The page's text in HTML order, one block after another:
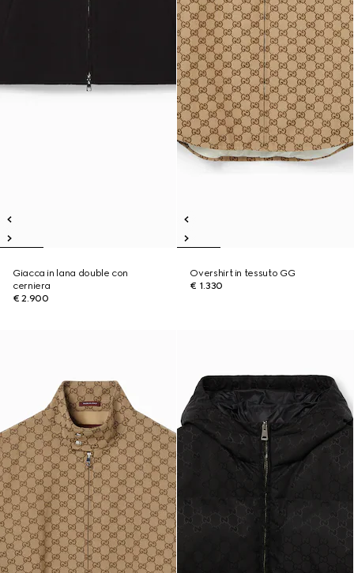
Giacca in lana double con
cerniera
€ 2.900
Overshirt in tessuto GG
€ 1.330